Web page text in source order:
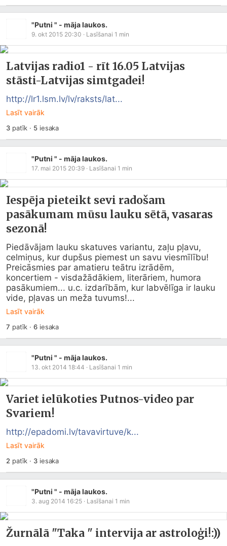
"Putni " - māja laukos.
9. okt 2015 20:30 · Lasīšanai 1 min
Latvijas radio1 - rīt 16.05 Latvijas
stāsti-Latvijas simtgadei!
http://lr1.lsm.lv/lv/raksts/lat...
Lasīt vairāk
3patīk · 5iesaka
"Putni " - māja laukos.
17. mai 2015 20:39 · Lasīšanai 1 min
Iespēja pieteikt sevi radošam
pasākumam mūsu lauku sētā, vasaras
sezonā!
Piedāvājam lauku skatuves variantu, zaļu pļavu,
celmiņus, kur dupšus piemest un savu viesmīlību!
Preicāsmies par amatieru teātru izrādēm,
koncertiem - visdažādākiem, literāriem, humora
pasākumiem... u.c. izdarībām, kur labvēlīga ir lauku
vide, pļavas un meža tuvums!...
Lasīt vairāk
7 patīk ·6iesaka
"Putni " - māja laukos.
13. okt 2014 18:44 · Lasīšanai 1 min
Variet ielūkoties Putnos-video par
Svariem!
http://epadomi.lv/tavavirtuve/k...
Lasīt vairāk
2 patīk · 3iesaka
"Putni " - māja laukos.
3. aug 2014 16:25 · Lasīšanai 1 min
Žurnālā "Taka " intervija ar astroloģi!:))